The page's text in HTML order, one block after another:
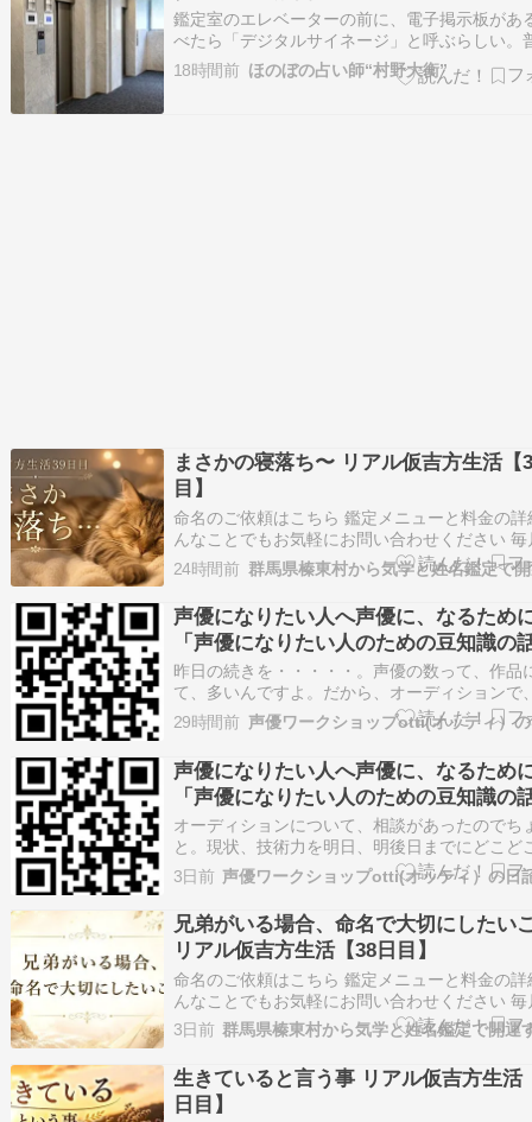
鑑定室のエレベーターの前に、電子掲示板があ
べたら「デジタルサイネージ」と呼ぶらしい。
ニュースや天気予報の表示が多い。週間天気予
ゃんと毎日更新される。たまに有益な情報が出
18時間前 ほのぼの占い師“村野大衡”
まさかの寝落ち〜 リアル仮吉方生活【
目】
命名のご依頼はこちら 鑑定メニューと料金の詳
んなことでもお気軽にお問い合わせください 毎
星ごとの運勢をお届けしています気学の豆知識
けします 年盤吉方を取りたい方はこちらから
ランキングに参加しています！ 記事が面白かっ
【ポチッ】とお願いします。 ✿・…
24時間前
声優になりたい人へ声優に、なるため
「声優になりたい人のための豆知識の
1023」#2883
昨日の続きを・・・・・。声優の数って、作品
て、多いんですよ。だから、オーディションで
方悪いかもしれないけど、正当に受かろうが、
受かろうが、受からなければ意味がないんです
レイクした声優さんに関して、何名か話をした
ると思いますが、本当に一期一会であったり…
29時間前 声優ワークショップotti(オッティ）
声優になりたい人へ声優に、なるため
「声優になりたい人のための豆知識の
1022」#2882
オーディションについて、相談があったのでち
と。現状、技術力を明日、明後日までにどこど
上げるという事は不可能です。レベルが低けれ
すが、そんな事を言う奴は、素人か詐欺師でし
あそれは良いんですけど。一応、最終選考に残
しい。んで、まあ、その選考に使われたシナ
3日前 声優ワークショップotti(オッティ）の日
兄弟がいる場合、命名で大切にしたい
リアル仮吉方生活【38日目】
命名のご依頼はこちら 鑑定メニューと料金の詳
んなことでもお気軽にお問い合わせください 毎
星ごとの運勢をお届けしています気学の豆知識
けします 年盤吉方を取りたい方はこちらから
ランキングに参加しています！ 記事が面白かっ
【ポチッ】とお願いします。 ✿・…
3日前
生きていると言う事 リアル仮吉方生活
日目】